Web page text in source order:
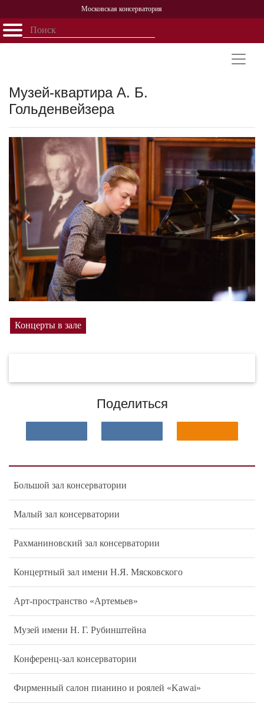
Московская консерватория
Открыть - закрыть
Персоналии
История
Музей-квартира А. Б.
Гольденвейзера
Назад
Концерты в зале
Поделиться
Большой зал консерватории
Малый зал консерватории
Рахманиновский зал консерватории
Концертный зал имени Н.Я. Мясковского
Арт-пространство «Артемьев»
Музей имени Н. Г. Рубинштейна
Конференц-зал консерватории
Фирменный салон пианино и роялей «Kawai»